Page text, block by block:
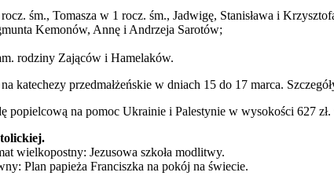
śm., Tomasza w 1 rocz. śm., Jadwigę, Stanisława i
Kemonów, Annę i Andrzeja Sarotów;
rodziny Zająców i Hamelaków.
katechezy przedmałżeńskie w dniach 15 do 17 marca.
popielcową na pomoc Ukrainie i Palestynie w wysokości 627
wielkopostny: Jezusowa szkoła modlitwy.
Plan papieża Franciszka na pokój na świecie.